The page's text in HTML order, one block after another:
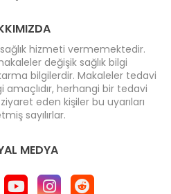
hizmeti vermemektedir.
değişik sağlık bilgi
bilgilerdir. Makaleler tedavi
amaçlıdır, herhangi bir tedavi
eden kişiler bu uyarıları
sayılırlar.
MEDYA